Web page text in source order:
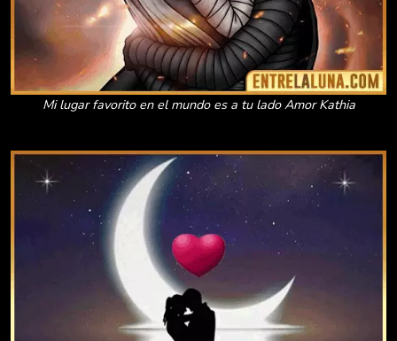
Mi lugar favorito en el mundo es a tu lado Amor Kathia